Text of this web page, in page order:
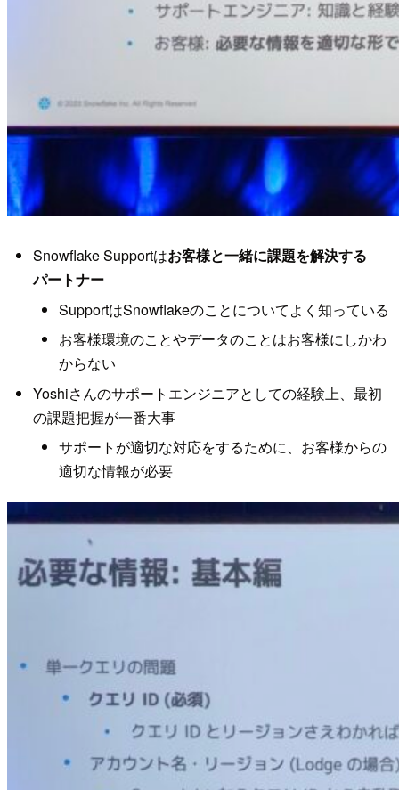
Snowflake Supportはお客様と一緒に課題を解決する
パートナー
SupportはSnowflakeのことについてよく知っている
お客様環境のことやデータのことはお客様にしかわ
からない
Yoshiさんのサポートエンジニアとしての経験上、最初
の課題把握が一番大事
サポートが適切な対応をするために、お客様からの
適切な情報が必要